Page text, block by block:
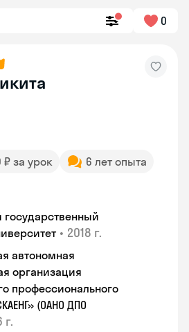
0
₽ за урок
6 лет опыта
• 2018 г.
автономная
организация
профессионального
(ОАНО ДПО
г.